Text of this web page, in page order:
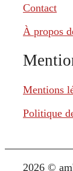
Contact
À propos
Mentions
Politique
2026 ©